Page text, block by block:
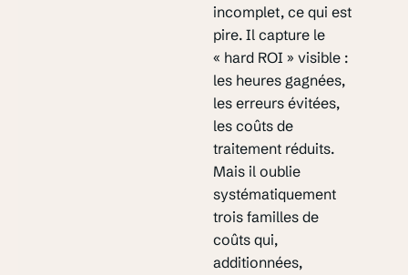
incomplet, ce qui est
pire. Il capture le
« hard ROI » visible :
les heures gagnées,
les erreurs évitées,
les coûts de
traitement réduits.
Mais il oublie
systématiquement
trois familles de
coûts qui,
additionnées,